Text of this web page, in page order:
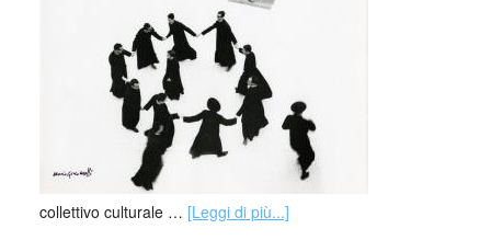
collettivo culturale … [Leggi di più...]